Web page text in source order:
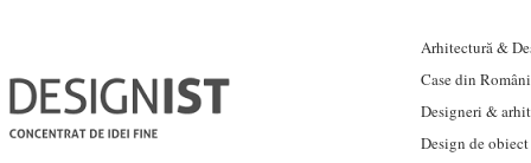
Arhitectură &
Case din
Designeri &
Design de obiect